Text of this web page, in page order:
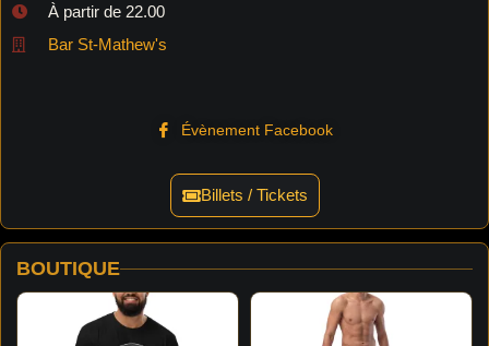
À partir de 22.00
Bar St-Mathew's
Évènement Facebook
Billets / Tickets
BOUTIQUE